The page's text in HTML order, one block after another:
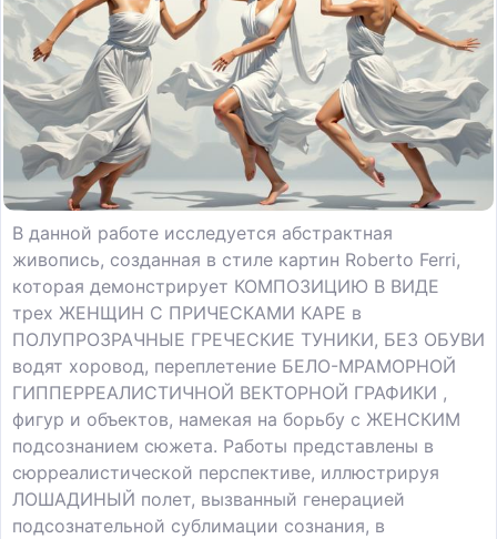
В данной работе исследуется абстрактная
живопись, созданная в стиле картин Roberto Ferri,
которая демонстрирует КОМПОЗИЦИЮ В ВИДЕ
трех ЖЕНЩИН С ПРИЧЕСКАМИ КАРЕ в
ПОЛУПРОЗРАЧНЫЕ ГРЕЧЕСКИЕ ТУНИКИ, БЕЗ ОБУВИ
водят хоровод, переплетение БЕЛО-МРАМОРНОЙ
ГИППЕРРЕАЛИСТИЧНОЙ ВЕКТОРНОЙ ГРАФИКИ ,
фигур и объектов, намекая на борьбу с ЖЕНСКИМ
подсознанием сюжета. Работы представлены в
сюрреалистической перспективе, иллюстрируя
ЛОШАДИНЫЙ полет, вызванный генерацией
подсознательной сублимации сознания, в